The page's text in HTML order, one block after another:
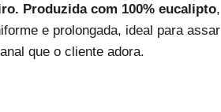
Produzida com 100% eucalipto,
e prolongada, ideal para assar
que o cliente adora.